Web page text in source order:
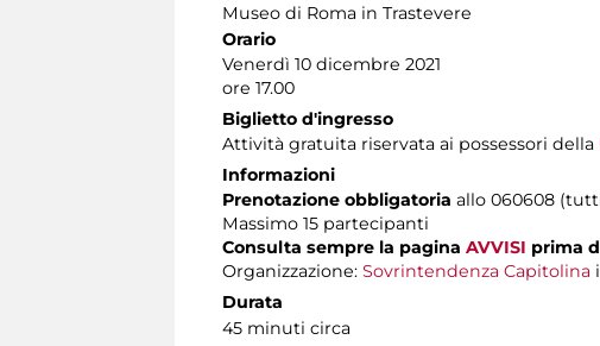
Museo di Roma in Trastevere
Orario
Venerdì 10 dicembre 2021
ore 17.00
Biglietto d'ingresso
Attività gratuita riservata ai possessori della
Informazioni
Prenotazione obbligatoria allo 060608
Massimo 15 partecipanti
Consulta sempre la pagina AVVISI prima
Organizzazione: Sovrintendenza Capitolina
Durata
45 minuti circa